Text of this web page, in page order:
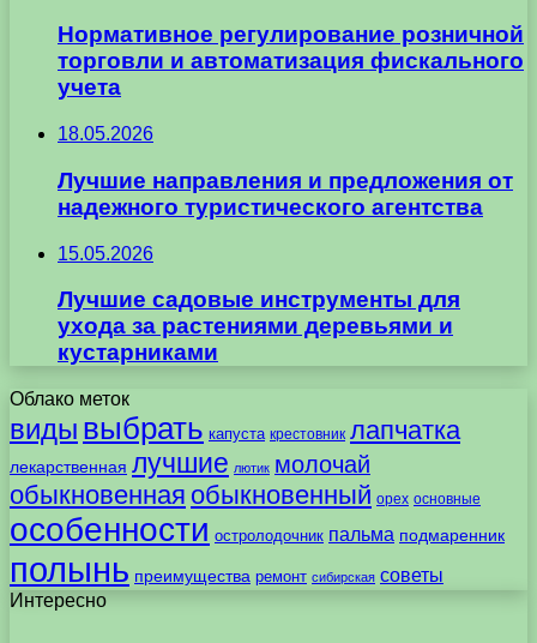
Нормативное регулирование розничной
торговли и автоматизация фискального
учета
18.05.2026
Лучшие направления и предложения от
надежного туристического агентства
15.05.2026
Лучшие садовые инструменты для
ухода за растениями деревьями и
кустарниками
Облако меток
виды выбрать капуста крестовник лапчатка
лекарственная лучшие лютик молочай
обыкновенная обыкновенный орех основные
особенности остролодочник пальма подмаренник
полынь преимущества ремонт сибирская советы
Интересно